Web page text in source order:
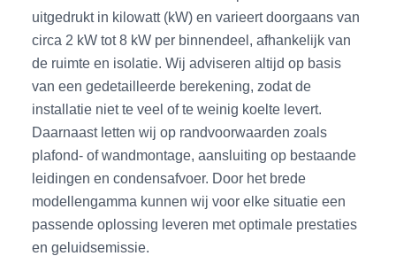
uitgedrukt in kilowatt (kW) en varieert doorgaans van
circa 2 kW tot 8 kW per binnendeel, afhankelijk van
de ruimte en isolatie. Wij adviseren altijd op basis
van een gedetailleerde berekening, zodat de
installatie niet te veel of te weinig koelte levert.
Daarnaast letten wij op randvoorwaarden zoals
plafond- of wandmontage, aansluiting op bestaande
leidingen en condensafvoer. Door het brede
modellengamma kunnen wij voor elke situatie een
passende oplossing leveren met optimale prestaties
en geluidsemissie.